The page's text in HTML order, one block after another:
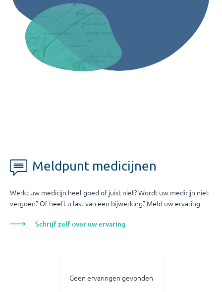
Meldpunt medicijnen
Werkt uw medicijn heel goed of juist niet? Wordt uw medicijn niet
vergoed? Of heeft u last van een bijwerking? Meld uw ervaring
Schrijf zelf over uw ervaring
Geen ervaringen gevonden